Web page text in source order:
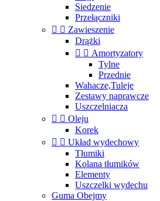
Siedzenie
Przełączniki
  Zawieszenie
Drążki
  Amortyzatory
Tylne
Przednie
Wahacze,Tuleje
Zestawy naprawcze
Uszczelniacza
  Oleju
Korek
  Układ wydechowy
Tłumiki
Kolana tłumików
Elementy
Uszczelki wydechu
Guma Obejmy